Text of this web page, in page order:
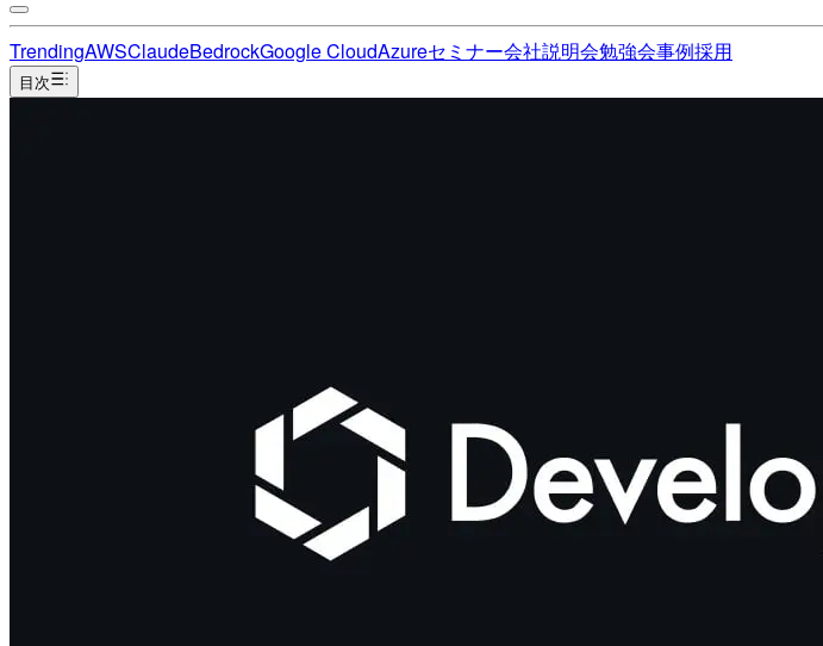
TrendingAWSClaudeBedrockGoogle CloudAzureセミナー会社説明会勉強会事例採用
目次